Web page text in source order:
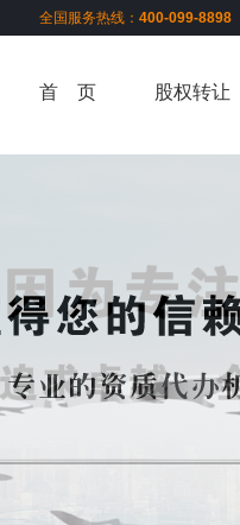
! 全国服务热线： 400-099-
首 页 股权转让